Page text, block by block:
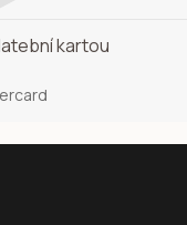
kartou